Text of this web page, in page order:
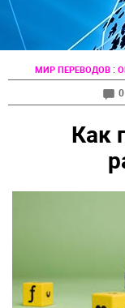
МИР ПЕРЕВОДОВ:
0
Как